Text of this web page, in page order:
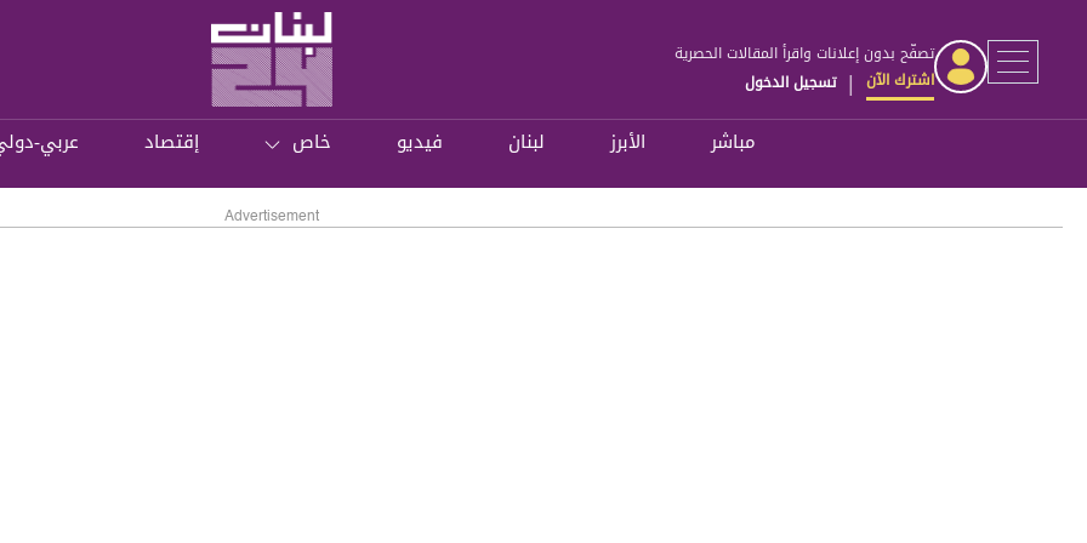
تصفّح بدون إعلانات واقرأ المقالات الحصرية
اشترك الآن | تسجيل الدخول
مباشر الأبرز لبنان فيديو خاص إقتصاد عربي-
Advertisement